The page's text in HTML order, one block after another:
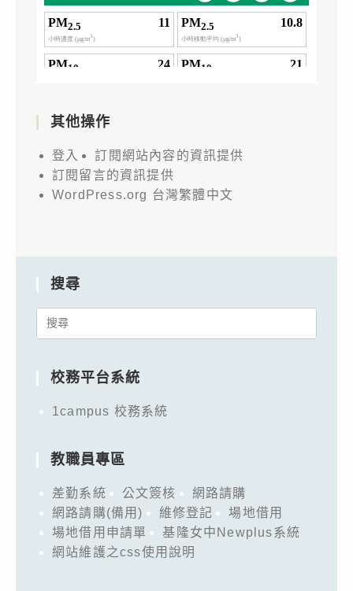
其他操作
登入
訂閱網站內容的資訊提供
訂閱留言的資訊提供
WordPress.org 台灣繁體中文
搜尋
Search
校務平台系統
1campus 校務系統
教職員專區
差勤系統 公文簽核
網路請購
網路請購(備用)
維修登記
場地借用
場地借用申請單
基隆女中Newplus系統
網站維護之css使用說明